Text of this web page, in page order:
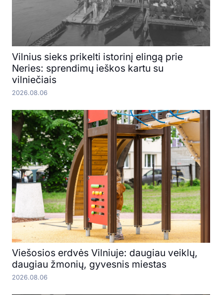
Vilnius sieks prikelti istorinį elingą prie
Neries: sprendimų ieškos kartu su
vilniečiais
2026.08.06
Viešosios erdvės Vilniuje: daugiau veiklų,
daugiau žmonių, gyvesnis miestas
2026.08.06